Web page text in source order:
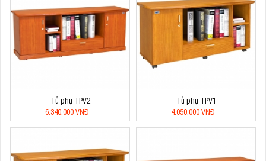
Tủ phụ TPV2
6.340.000 VNĐ
Tủ phụ TPV1
4.050.000 VNĐ